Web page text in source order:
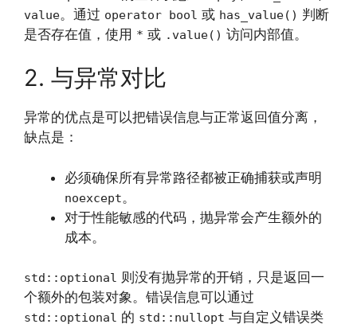
value。通过 operator bool 或 has_value() 判断
是否存在值，使用 * 或 .value() 访问内部值。
2. 与异常对比
异常的优点是可以把错误信息与正常返回值分离，
缺点是：
必须确保所有异常路径都被正确捕获或声明
noexcept。
对于性能敏感的代码，抛异常会产生额外的
成本。
std::optional 则没有抛异常的开销，只是返回一
个额外的包装对象。错误信息可以通过
std::optional 的 std::nullopt 与自定义错误类